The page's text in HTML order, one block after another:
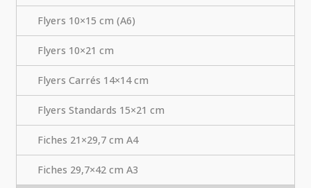
Flyers 10×15 cm (A6)
Flyers 10×21 cm
Flyers Carrés 14×14 cm
Flyers Standards 15×21 cm
Fiches 21×29,7 cm A4
Fiches 29,7×42 cm A3